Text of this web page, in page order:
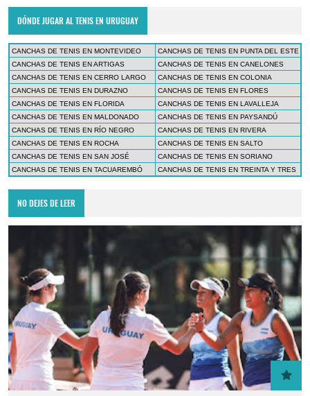
DÓNDE JUGAR AL TENIS EN URUGUAY
CANCHAS DE TENIS EN MONTEVIDEO
CANCHAS DE TENIS EN PUNTA DEL ESTE
CANCHAS DE TENIS EN ARTIGAS
CANCHAS DE TENIS EN CANELONES
CANCHAS DE TENIS EN CERRO LARGO
CANCHAS DE TENIS EN COLONIA
CANCHAS DE TENIS EN DURAZNO
CANCHAS DE TENIS EN FLORES
CANCHAS DE TENIS EN FLORIDA
CANCHAS DE TENIS EN LAVALLEJA
CANCHAS DE TENIS EN MALDONADO
CANCHAS DE TENIS EN PAYSANDÚ
CANCHAS DE TENIS EN RÍO NEGRO
CANCHAS DE TENIS EN RIVERA
CANCHAS DE TENIS EN ROCHA
CANCHAS DE TENIS EN SALTO
CANCHAS DE TENIS EN SAN JOSÉ
CANCHAS DE TENIS EN SORIANO
CANCHAS DE TENIS EN TACUAREMBÓ
CANCHAS DE TENIS EN TREINTA Y TRES
NO DEJES DE LEER